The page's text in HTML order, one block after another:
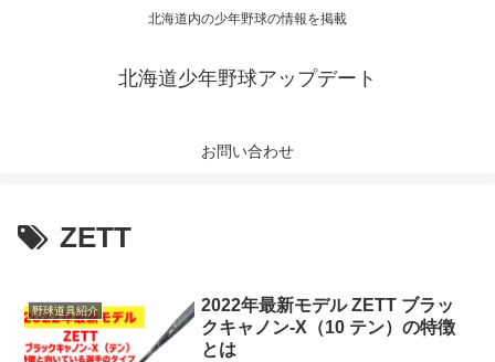
北海道内の少年野球の情報を掲載
北海道少年野球アップデート
お問い合わせ
ZETT
野球道具紹介
2022年最新モデル ZETT ブラッ
クキャノン-X（10 テン）の特徴
とは